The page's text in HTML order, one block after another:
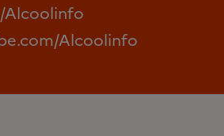
Alcoolinfo
Alcoolinfo